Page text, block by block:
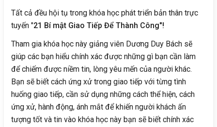
Tất cả đều hội tụ trong khóa học phát triển bản thân trực
tuyến "21 Bí mật Giao Tiếp Để Thành Công"!
Tham gia khóa học này giảng viên Dương Duy Bách sẽ
giúp các bạn hiểu chính xác được những gì bạn cần làm
để chiếm được niềm tin, lòng yêu mến của người khác.
Bạn sẽ biết cách ứng xử trong giao tiếp với từng tình
huống giao tiếp, cần sử dụng những cách thể hiện, cách
ứng xử, hành động, ánh mắt để khiến người khách ấn
tượng tốt và tin vào khóa học này bạn sẽ biết chính xác